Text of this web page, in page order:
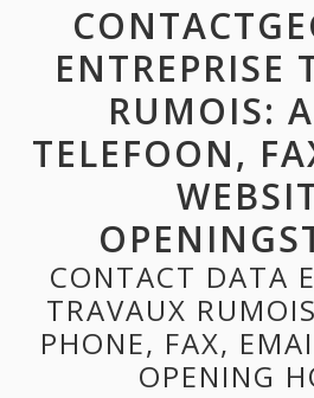
ENTREPRISE
RUMOIS:
TELEFOON,
CONTACT DATA
TRAVAUX
PHONE, FAX,
OPENING